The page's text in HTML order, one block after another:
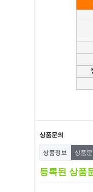
상품문의
상품정보 상품
등록된 상품